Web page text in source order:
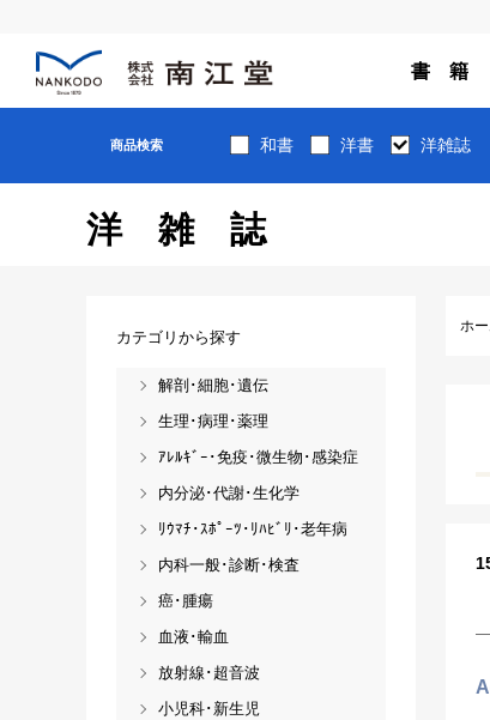
書 籍
商品検索 和書 洋書 洋雑誌
洋雑誌
ホ
カテゴリから探す
解剖･細胞･遺伝
生理･病理･薬理
ｱﾚﾙｷﾞｰ･免疫･微生物･感染症
内分泌･代謝･生化学
ﾘｳﾏﾁ･ｽﾎﾟｰﾂ･ﾘﾊﾋﾞﾘ･老年病
内科一般･診断･検査
癌･腫瘍
血液･輸血
放射線･超音波
小児科･新生児